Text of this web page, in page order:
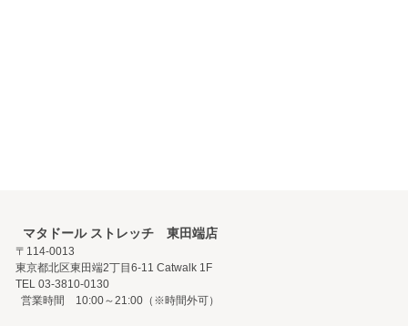
タドール ストレッチ 東田端店
114-0013
京都北区東田端2丁目6-11 Catwalk 1F
03-3810-0130
業時間 10:00～21:00（※時間外可）